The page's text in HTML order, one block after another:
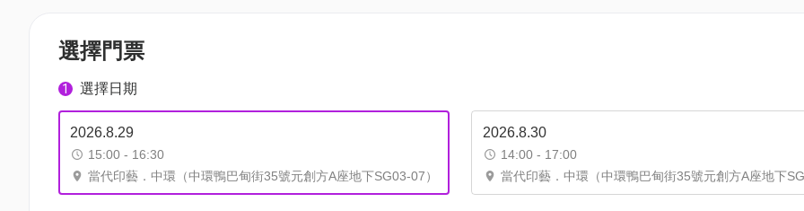
選擇門票
1 選擇日期
2026.8.29
15:00 - 16:30
當代印藝．中環（中環鴨巴甸街35號元創方A座地下SG03-07）
2026.8.30
14:00 - 17:00
當代印藝．中環（中環鴨巴甸街35號元創方A座地下